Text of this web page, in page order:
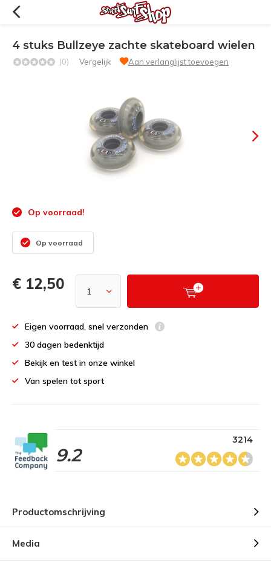
4 stuks Bullzeye zachte skateboard wielen
(0) Vergelijk Aan verlanglijst toevoegen
Op voorraad!
Op voorraad
€ 12,50
Eigen voorraad, snel verzonden
30 dagen bedenktijd
Bekijk en test in onze winkel
Van spelen tot sport
9.2
3214
Productomschrijving
Media